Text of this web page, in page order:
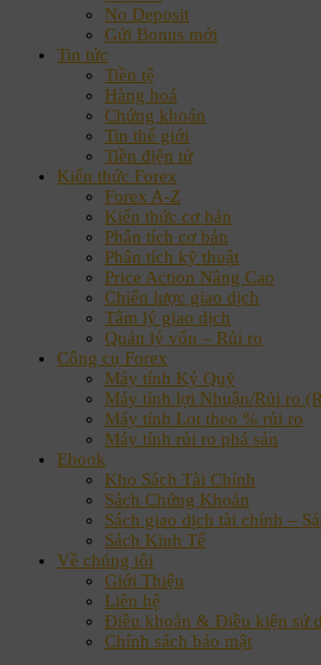
No Deposit
Gửi Bonus mới
Tin tức
Tiền tệ
Hàng hoá
Chứng khoán
Tin thế giới
Tiền điện tử
Kiến thức Forex
Forex A-Z
Kiến thức cơ bản
Phân tích cơ bản
Phân tích kỹ thuật
Price Action Nâng Cao
Chiến lược giao dịch
Tâm lý giao dịch
Quản lý vốn – Rủi ro
Công cụ Forex
Máy tính Ký Quỹ
Máy tính lợi Nhuận/Rủi ro
Máy tính Lot theo % rủi ro
Máy tính rủi ro phá sản
Ebook
Kho Sách Tài Chính
Sách Chứng Khoán
Sách giao dịch tài chính –
Sách Kinh Tế
Về chúng tôi
Giới Thiệu
Liên hệ
Điều khoản & Điều kiện sử
Chính sách bảo mật